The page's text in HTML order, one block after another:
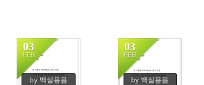
03
FEB
by 백실용음
185
03
FEB
by 백실용음
225